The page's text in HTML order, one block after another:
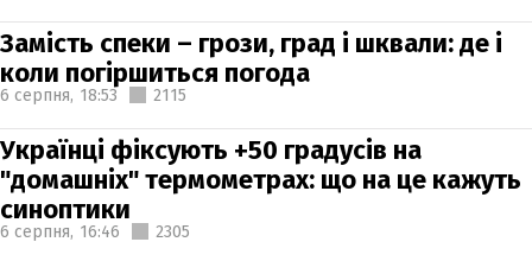
Замість спеки – грози, град і шквали: де і
коли погіршиться погода
6 серпня, 18:53 2115
Українці фіксують +50 градусів на
"домашніх" термометрах: що на це кажуть
синоптики
6 серпня, 16:46 2305